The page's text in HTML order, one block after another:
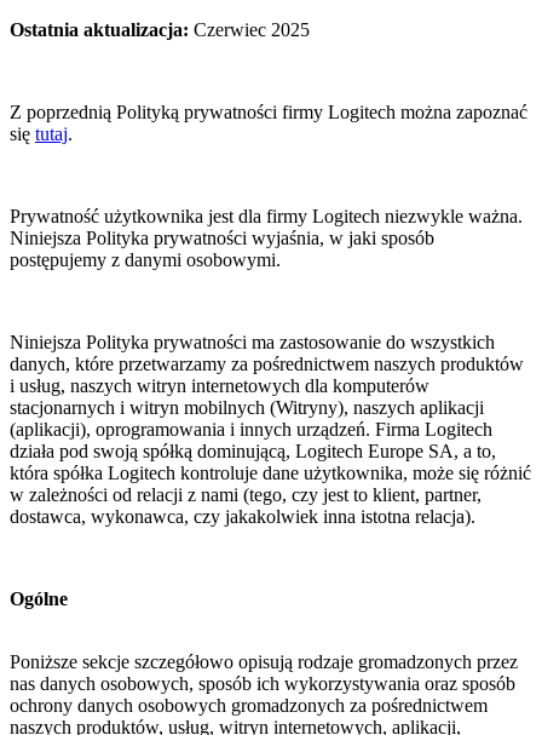
Ostatnia aktualizacja: Czerwiec 2025
Z poprzednią Polityką prywatności firmy Logitech można zapoznać
się tutaj.
Prywatność użytkownika jest dla firmy Logitech niezwykle ważna.
Niniejsza Polityka prywatności wyjaśnia, w jaki sposób
postępujemy z danymi osobowymi.
Niniejsza Polityka prywatności ma zastosowanie do wszystkich
danych, które przetwarzamy za pośrednictwem naszych produktów
i usług, naszych witryn internetowych dla komputerów
stacjonarnych i witryn mobilnych (Witryny), naszych aplikacji
(aplikacji), oprogramowania i innych urządzeń. Firma Logitech
działa pod swoją spółką dominującą, Logitech Europe SA, a to,
która spółka Logitech kontroluje dane użytkownika, może się różnić
w zależności od relacji z nami (tego, czy jest to klient, partner,
dostawca, wykonawca, czy jakakolwiek inna istotna relacja).
Ogólne
Poniższe sekcje szczegółowo opisują rodzaje gromadzonych przez
nas danych osobowych, sposób ich wykorzystywania oraz sposób
ochrony danych osobowych gromadzonych za pośrednictwem
naszych produktów, usług, witryn internetowych, aplikacji,